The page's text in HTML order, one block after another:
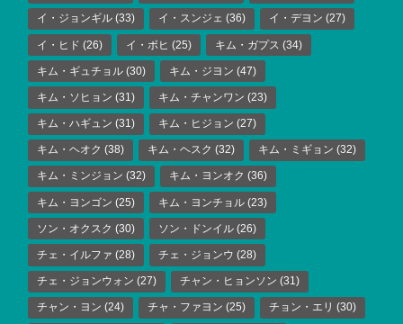
イ・ジョンギル (33) イ・スンジェ (36) イ・デヨン (27)
イ・ヒド (26) イ・ボヒ (25) キム・ガプス (34)
キム・ギュチョル (30) キム・ジヨン (47)
キム・ソヒョン (31) キム・チャンワン (23)
キム・ハギュン (31) キム・ヒジョン (27)
キム・ヘオク (38) キム・ヘスク (32) キム・ミギョン (32)
キム・ミンジョン (32) キム・ヨンオク (36)
キム・ヨンゴン (25) キム・ヨンチョル (23)
ソン・オクスク (30) ソン・ドンイル (26)
チェ・イルファ (28) チェ・ジョンウ (28)
チェ・ジョンウォン (27) チャン・ヒョンソン (31)
チャン・ヨン (24) チャ・ファヨン (25) チョン・エリ (30)